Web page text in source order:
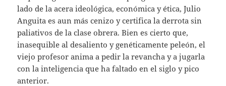
lado de la acera ideológica, económica y ética, Julio
Anguita es aun más cenizo y certifica la derrota sin
paliativos de la clase obrera. Bien es cierto que,
inasequible al desaliento y genéticamente peleón, el
viejo profesor anima a pedir la revancha y a jugarla
con la inteligencia que ha faltado en el siglo y pico
anterior.